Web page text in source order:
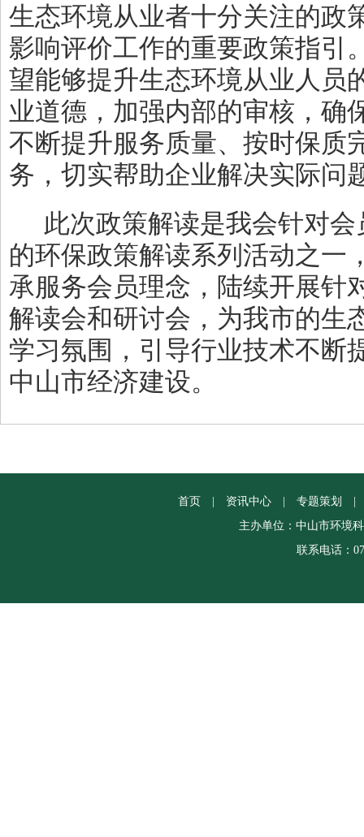
生态环境从业者十分关注的政
影响评价工作的重要政策指引
望能够提升生态环境从业人员
业道德，加强内部的审核，确
不断提升服务质量、按时保质
务，切实帮助企业解决实际问
此次政策解读是我会针对
的环保政策解读系列活动之一
承服务会员理念，陆续开展针
解读会和研讨会，为我市的生
学习氛围，引导行业技术不断
中山市经济建设。
首页 资讯中心 专题策划
主办单位：中山市环境
联系电话：